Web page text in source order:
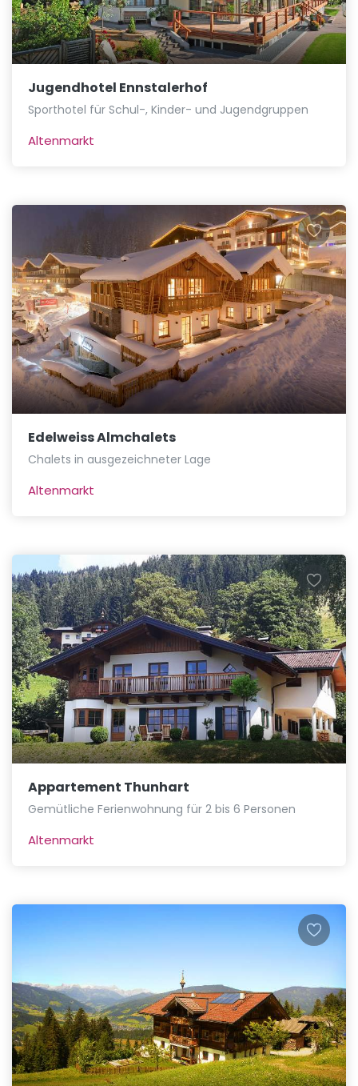
Jugendhotel Ennstalerhof
Sporthotel für Schul-, Kinder- und Jugendgruppen
Altenmarkt
Edelweiss Almchalets
Chalets in ausgezeichneter Lage
Altenmarkt
Appartement Thunhart
Gemütliche Ferienwohnung für 2 bis 6 Personen
Altenmarkt